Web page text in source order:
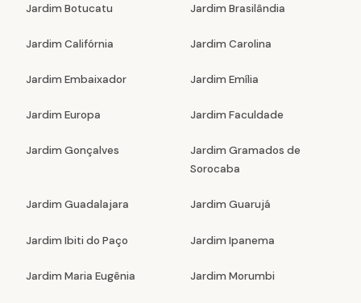
Jardim Botucatu Jardim Brasilândia
Jardim Califórnia Jardim Carolina
Jardim Embaixador Jardim Emília
Jardim Europa Jardim Faculdade
Jardim Gonçalves
Jardim Gramados de
Sorocaba
Jardim Guadalajara Jardim Guarujá
Jardim Ibiti do Paço Jardim Ipanema
Jardim Maria Eugênia Jardim Morumbi